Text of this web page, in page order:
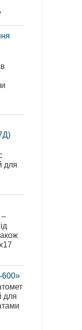
для
–
600»
для